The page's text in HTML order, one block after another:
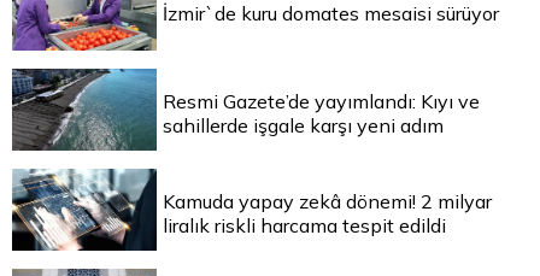
İzmir`de kuru domates mesaisi sürüyor
Resmi Gazete’de yayımlandı: Kıyı ve
sahillerde işgale karşı yeni adım
Kamuda yapay zekâ dönemi! 2 milyar
liralık riskli harcama tespit edildi